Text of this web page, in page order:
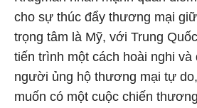
cho sự thúc đẩy thương mại
trọng tâm là Mỹ, với Trung
tiến trình một cách hoài nghi và
người ủng hộ thương mại tự
muốn có một cuộc chiến